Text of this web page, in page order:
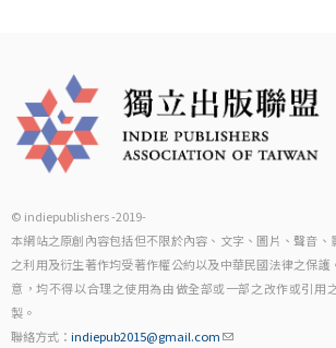
© indiepublishers -2019-
本網站之原創內容包括但不限於內容、文字、圖片、聲音
之利用及衍生著作均受著作權公約以及中華民國法律之保
意，均不得以合理之使用為由做全部或一部之改作或引用
製。
聯絡方式： indiepub2015@gmail.com